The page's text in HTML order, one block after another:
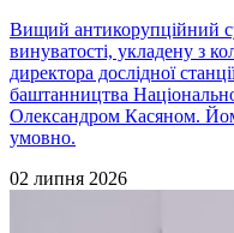
Вищий антикорупційний
винуватості, укладену з
директора дослідної
баштанництва
Олександром Касяном.
умовно.
02 липня 2026